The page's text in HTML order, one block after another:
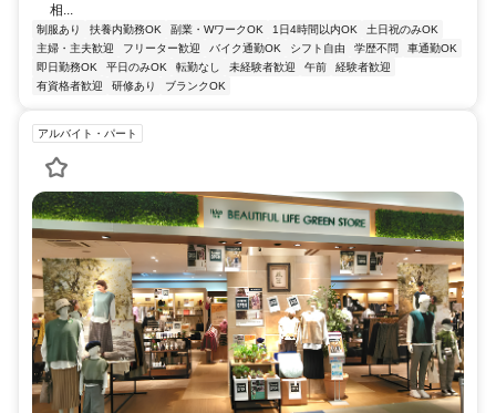
相...
制服あり 扶養内勤務OK 副業・WワークOK 1日4時間以内OK
土日祝のみOK
主婦・主夫歓迎
フリーター歓迎 バイク通勤OK シフト自由 学歴不問
車通勤OK
即日勤務OK
平日のみOK 転勤なし 未経験者歓迎 午前
経験者歓迎
有資格者歓迎
研修あり ブランクOK
アルバイト・パート